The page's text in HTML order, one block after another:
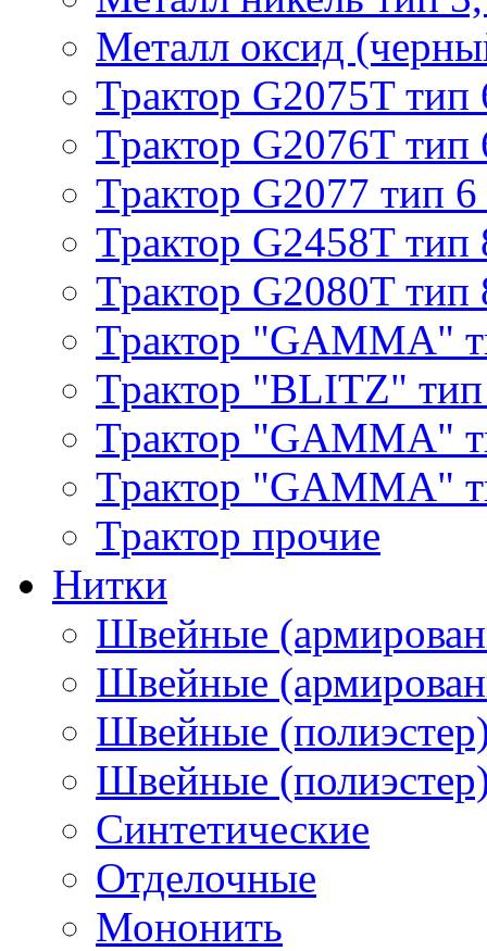
Металл оксид
Трактор G2075T тип
Трактор G2076T тип
Трактор G2077 тип 6
Трактор G2458T тип
Трактор G2080T тип
Трактор "GAMMA"
Трактор "BLITZ"
Трактор "GAMMA"
Трактор "GAMMA"
Трактор прочие
Нитки
Швейные
Швейные
Швейные
Швейные
Синтетические
Отделочные
Мононить